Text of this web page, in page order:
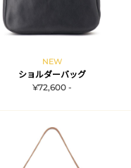
NEW
ショルダーバッグ
¥72,600 -